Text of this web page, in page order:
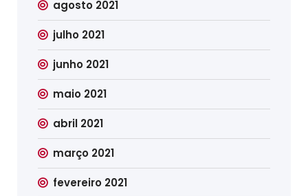
agosto 2021
julho 2021
junho 2021
maio 2021
abril 2021
março 2021
fevereiro 2021